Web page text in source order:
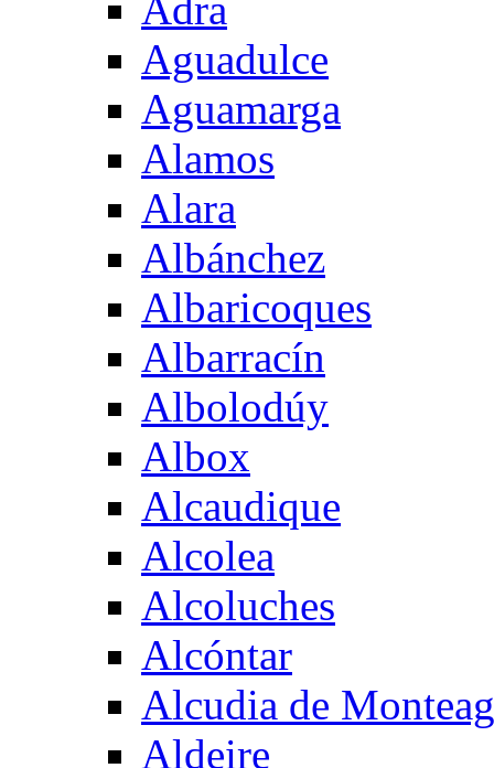
Aguadulce
Aguamarga
Alamos
Alara
Albánchez
Albaricoques
Albarracín
Albolodúy
Albox
Alcaudique
Alcolea
Alcoluches
Alcóntar
Alcudia de
Aldeire